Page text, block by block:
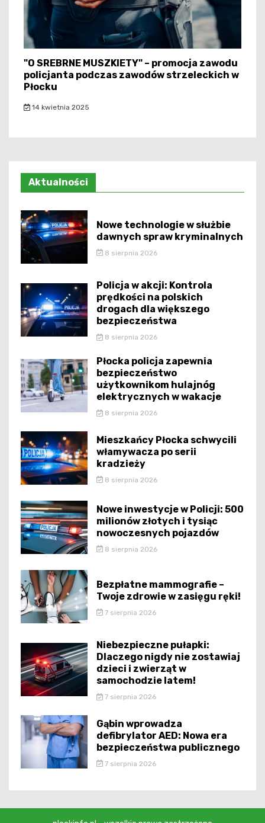
"O SREBRNE MUSZKIETY" – promocja zawodu
policjanta podczas zawodów strzeleckich w
Płocku
14 kwietnia 2025
Aktualności
Nowe technologie w służbie
dawnych spraw kryminalnych
8 sierpnia 2026
Policja w akcji: Kontrola
prędkości na polskich
drogach dla większego
bezpieczeństwa
8 sierpnia 2026
Płocka policja zapewnia
bezpieczeństwo
użytkownikom hulajnóg
elektrycznych w wakacje
8 sierpnia 2026
Mieszkańcy Płocka schwycili
włamywacza po serii
kradzieży
8 sierpnia 2026
Nowe inwestycje w Policji: 500
milionów złotych i tysiąc
nowoczesnych pojazdów
8 sierpnia 2026
Bezpłatne mammografie –
Twoje zdrowie w zasięgu ręki!
7 sierpnia 2026
Niebezpieczne pułapki:
Dlaczego nigdy nie zostawiaj
dzieci i zwierząt w
samochodzie latem!
7 sierpnia 2026
Gąbin wprowadza
defibrylator AED: Nowa era
bezpieczeństwa publicznego
7 sierpnia 2026